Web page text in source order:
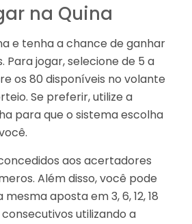
na Quina
e tenha a chance de ganhar
Para jogar, selecione de 5 a
os 80 disponíveis no volante
Se preferir, utilize a
para que o sistema escolha
aos acertadores
Além disso, você pode
aposta em 3, 6, 12, 18
utilizando a